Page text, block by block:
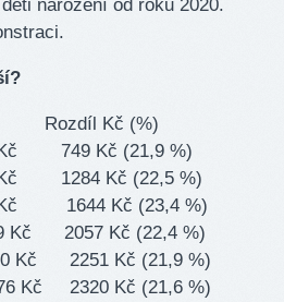
narození od roku 2020.
Kč (%)
749 Kč (21,9 %)
1284 Kč (22,5 %)
1644 Kč (23,4 %)
Kč 2057 Kč (22,4 %)
Kč 2251 Kč (21,9 %)
Kč 2320 Kč (21,6 %)